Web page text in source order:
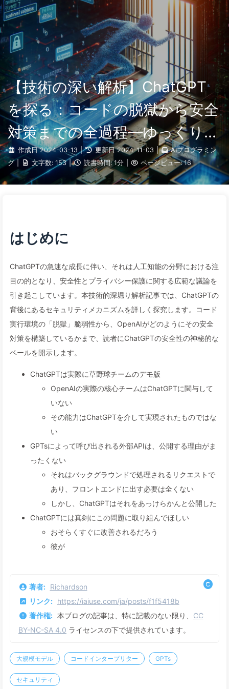
AI変革への道
検索 ホーム アーカイブ
カテゴリー リンク アバウト
【技術の深い解析】ChatGPT
を探る：コードの脱獄から安全
対策までの全過程—ゆっくり学
ぶAI024
作成日 2024-03-13 | 更新日 2024-11-03 |
AIプログラミン
グ
文字数: 153 | 読書時間: 1分 ページビュー: 16
はじめに
ChatGPTの急速な成長に伴い、それは人工知能の分野における注
目の的となり、安全性とプライバシー保護に関する広範な議論を
引き起こしています。本技術的深堀り解析記事では、ChatGPTの
背後にあるセキュリティメカニズムを詳しく探究します。コード
実行環境の「脱獄」脆弱性から、OpenAIがどのようにその安全
対策を構築しているかまで、読者にChatGPTの安全性の神秘的な
ベールを開示します。
ChatGPTは実際に草野球チームのデモ版
OpenAIの実際の核心チームはChatGPTに関与して
いない
その能力はChatGPTを介して実現されたものではな
い
GPTsによって呼び出される外部APIは、公開する理由がま
ったくない
それはバックグラウンドで処理されるリクエストで
あり、フロントエンドに出す必要は全くない
しかし、ChatGPTはそれをあっけらかんと公開した
ChatGPTには真剣にこの問題に取り組んでほしい
おそらくすぐに改善されるだろう
彼が
著者: Richardson
リンク: https://iaiuse.com/ja/posts/f1f5418b
著作権: 本ブログの記事は、特に記載のない限り、 CC
BY-NC-SA 4.0 ライセンスの下で提供されています。
大規模モデル コードインタープリター GPTs
セキュリティ